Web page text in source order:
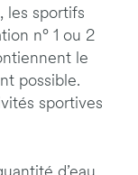
les sportifs
n° 1 ou 2
le
possible.
sportives